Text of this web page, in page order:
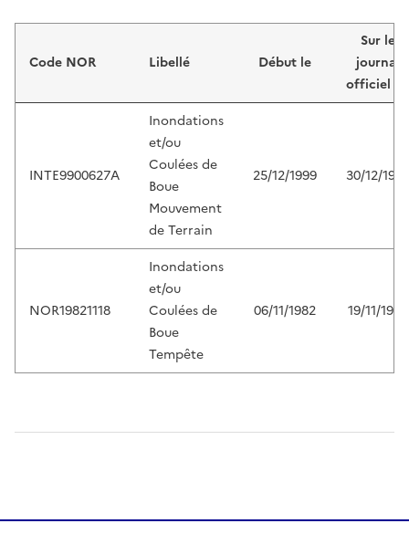
Code NOR Libellé Début le
Sur le
journal
officiel du
INTE9900627A
Inondations
et/ou
Coulées de
Boue
Mouvement
de Terrain
25/12/1999 30/12/1999
NOR19821118
Inondations
et/ou
Coulées de
Boue
Tempête
06/11/1982 19/11/1982